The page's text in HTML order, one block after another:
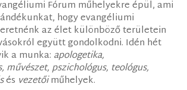
Fórum műhelyekre épül, ami
hogy evangéliumi
az élet különböző területein
együtt gondolkodni. Idén hét
a munka: apologetika,
művészet, pszichológus, teológus,
és vezetőiműhelyek.